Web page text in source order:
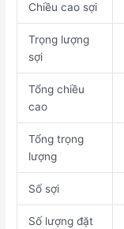
Chiều cao sợi
Trọng lượng
sợi
Tổng chiều
cao
Tổng trọng
lượng
Số sợi
Số lượng đặt